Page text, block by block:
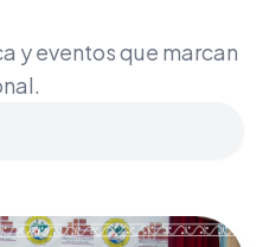
y eventos que marcan